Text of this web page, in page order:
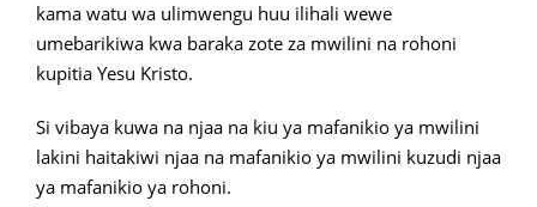
kama watu wa ulimwengu huu ilihali wewe
umebarikiwa kwa baraka zote za mwilini na rohoni
kupitia Yesu Kristo.
Si vibaya kuwa na njaa na kiu ya mafanikio ya mwilini
lakini haitakiwi njaa na mafanikio ya mwilini kuzudi njaa
ya mafanikio ya rohoni.